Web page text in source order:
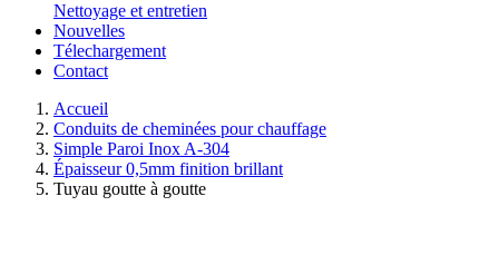
Nettoyage et entretien
Nouvelles
Télechargement
Contact
Accueil
Conduits de cheminées pour chauffage
Simple Paroi Inox A-304
Épaisseur 0,5mm finition brillant
Tuyau goutte à goutte